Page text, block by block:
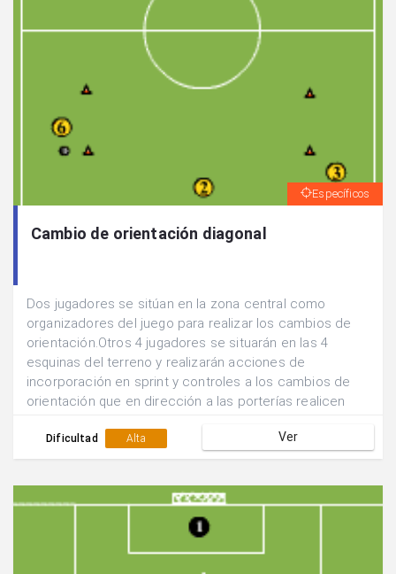
Específicos
Cambio de orientación diagonal
Dos jugadores se sitúan en la zona central como
organizadores del juego para realizar los cambios de
orientación.Otros 4 jugadores se situarán en las 4
esquinas del terreno y realizarán acciones de
incorporación en sprint y controles a los cambios de
orientación que en dirección a las porterías realicen
corto de una banda y realiza un pase largo hacia la otra
banda.
Dificultad Alta Ver